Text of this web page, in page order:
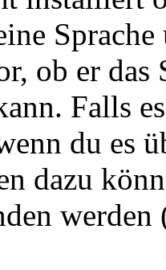
ob er das
Falls
du es
dazu